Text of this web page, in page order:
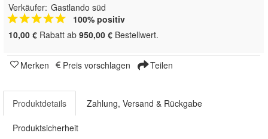
Verkäufer: Gastlando süd
100% positiv
10,00 € Rabatt ab 950,00 € Bestellwert.
Merken Preis vorschlagen Teilen
Produktdetails Zahlung, Versand & Rückgabe
Produktsicherheit